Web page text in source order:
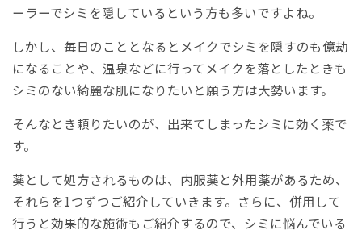
ーラーでシミを隠しているという方も多いですよね。
しかし、毎日のこととなるとメイクでシミを隠すのも億劫
になることや、温泉などに行ってメイクを落としたときも
シミのない綺麗な肌になりたいと願う方は大勢います。
そんなとき頼りたいのが、出来てしまったシミに効く薬で
す。
薬として処方されるものは、内服薬と外用薬があるため、
それらを1つずつご紹介していきます。さらに、併用して
行うと効果的な施術もご紹介するので、シミに悩んでいる